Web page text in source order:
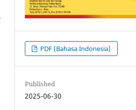
PDF (Bahasa Indonesia)
Published
2025-06-30